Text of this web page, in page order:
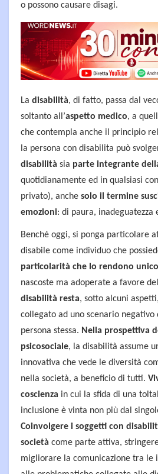
o possono causare disagi.
La disabilità, di fatto, passa dal
soltanto all’aspetto medico, a
che contempla anche il principio
la persona con disabilita può
disabilità sia parte integrante
quotidianamente ed in qualsiasi
privato), anche solo il termine
emozioni: di paura,
Benché oggi, si ponga particolare
disabile come individuo che
particolarità che lo rendono unico
nascoste ma adoperate a favore
disabilità resta, sotto alcuni
collegato ad uno scenario
persona stessa. Nella prospettiva
psicosociale, la disabilità assume
innovativa che vede le diversità
nella società, a beneficio di tutti.
coscienza in cui la sfida di una
inclusione è vinta non più dal
Coinvolgere i soggetti con
società come parte attiva,
migliorare la comunicazione tra le